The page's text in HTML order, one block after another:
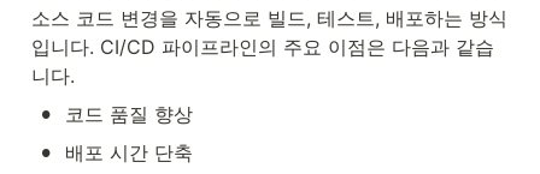
소스 코드 변경을 자동으로 빌드, 테스트, 배포하는 방식
입니다. CI/CD 파이프라인의 주요 이점은 다음과 같습
니다.
• 코드 품질 향상
• 배포 시간 단축